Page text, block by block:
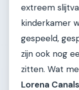
extreem
kinderkamer
gespeeld,
zijn ook nog
zitten. Wat
Lorena Canals